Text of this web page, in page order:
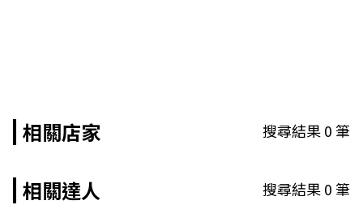
相關店家 搜尋結果0筆
相關達人 搜尋結果0筆